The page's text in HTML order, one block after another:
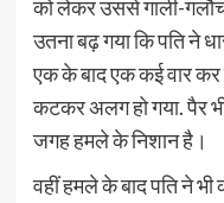
को लेकर उससे गाली-
उतना बढ़ गया कि पति ने
एक के बाद एक कई वार
कटकर अलग हो गया. पैर
जगह हमले के निशान है।
वहीं हमले के बाद पति ने